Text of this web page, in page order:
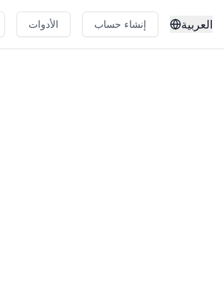
الأدوات إنشاء حساب العربية